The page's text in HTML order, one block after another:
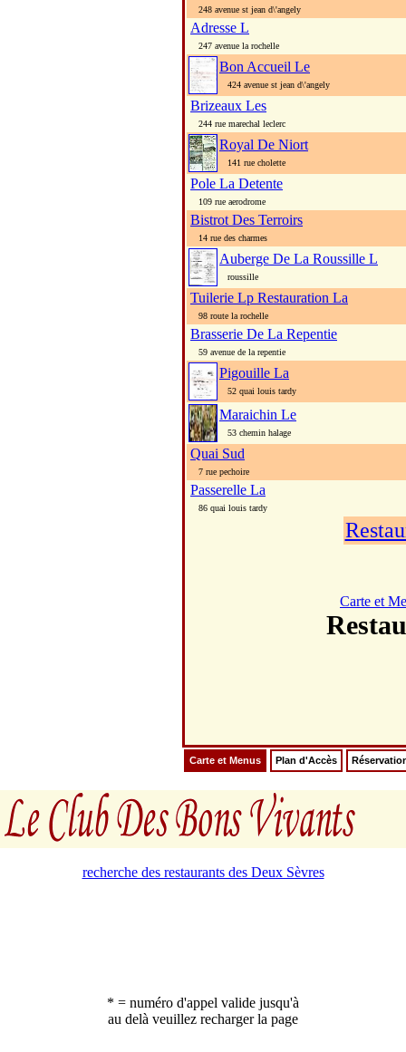
248 avenue st jean d\'angely
Adresse L
247 avenue la rochelle
Bon Accueil Le
424 avenue st jean d\'angely
Brizeaux Les
244 rue marechal leclerc
Royal De Niort
141 rue cholette
Pole La Detente
109 rue aerodrome
Bistrot Des Terroirs
14 rue des charmes
Auberge De La Roussille L
roussille
Tuilerie Lp Restauration La
98 route la rochelle
Brasserie De La Repentie
59 avenue de la repentie
Pigouille La
52 quai louis tardy
Maraichin Le
53 chemin halage
Quai Sud
7 rue pechoire
Passerelle La
86 quai louis tardy
Carte et
Carte et Menus Plan d'Accès
recherche des restaurants des Deux Sèvres
* = numéro d'appel valide jusqu'à
au delà veuillez recharger la page